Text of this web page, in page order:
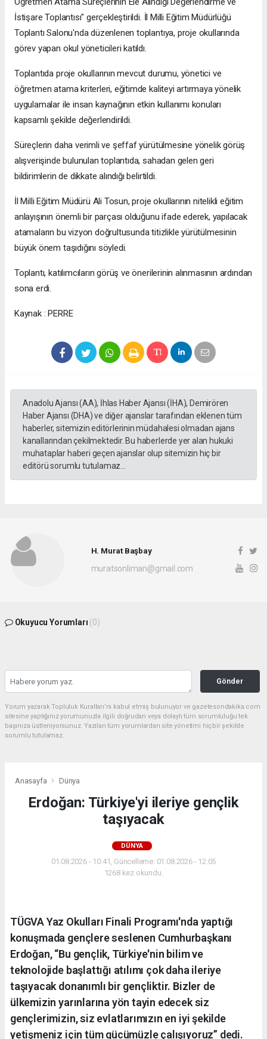
İstişare Toplantısı" gerçekleştirildi. İl Milli Eğitim Müdürlüğü
Toplantı Salonu'nda düzenlenen toplantıya, proje okullarında
görev yapan okul yöneticileri katıldı.
Toplantıda proje okullarının mevcut durumu, yönetici ve
öğretmen atama kriterleri, eğitimde kaliteyi artırmaya yönelik
uygulamalar ile insan kaynağının etkin kullanımı konuları
kapsamlı şekilde değerlendirildi.
Süreçlerin daha verimli ve şeffaf yürütülmesine yönelik görüş
alışverişinde bulunulan toplantıda, sahadan gelen geri
bildirimlerin de dikkate alındığı belirtildi.
İl Milli Eğitim Müdürü Ali Tosun, proje okullarının nitelikli eğitim
anlayışının önemli bir parçası olduğunu ifade ederek, yapılacak
atamaların bu vizyon doğrultusunda titizlikle yürütülmesinin
büyük önem taşıdığını söyledi.
Toplantı, katılımcıların görüş ve önerilerinin alınmasının ardından
sona erdi.
Kaynak : PERRE
Anadolu Ajansı (AA), İhlas Haber Ajansı (İHA), Demirören
Haber Ajansı (DHA) ve diğer ajanslar tarafından eklenen tüm
haberler, sitemizin editörlerinin müdahalesi olmadan ajans
kanallarından çekilmektedir. Bu haberlerde yer alan hukuki
muhataplar haberi geçen ajanslar olup sitemizin hiç bir
editörü sorumlu tutulamaz...
H. Murat Başbay
muratsonliman@gmail.com
Okuyucu Yorumları (0)
Gönder
Yorum yazarak Topluluk Kuralları’nı kabul etmiş bulunuyor ve gazetesondakika.com
sitesine yaptığınız yorumunuzla ilgili doğrudan veya dolaylı tüm sorumluluğu tek
başınıza üstleniyorsunuz. Yazılan tüm yorumlardan site yönetimi hiçbir şekilde
sorumlu tutulamaz.
Anasayfa Dünya
Erdoğan: Türkiye'yi ileriye gençlik
taşıyacak
DÜNYA
01.08.2026 - 10:41, Güncelleme: 01.08.2026 - 12:05
1268 kez okundu.
TÜGVA Yaz Okulları Finali Programı'nda yaptığı
konuşmada gençlere seslenen Cumhurbaşkanı
Erdoğan, “Bu gençlik, Türkiye'nin bilim ve
teknolojide başlattığı atılımı çok daha ileriye
taşıyacak donanımlı bir gençliktir. Bizler de
ülkemizin yarınlarına yön tayin edecek siz
gençlerimizin, siz evlatlarımızın en iyi şekilde
yetişmeniz için tüm gücümüzle çalışıyoruz” dedi.